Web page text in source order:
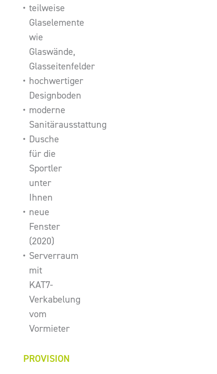
teilweise
Glaselemente
wie
Glaswände,
Glasseitenfelder
hochwertiger
Designboden
moderne
Sanitärausstattung
Dusche
für die
Sportler
unter
Ihnen
neue
Fenster
(2020)
Serverraum
mit
KAT7-
Verkabelung
vom
Vormieter
PROVISION